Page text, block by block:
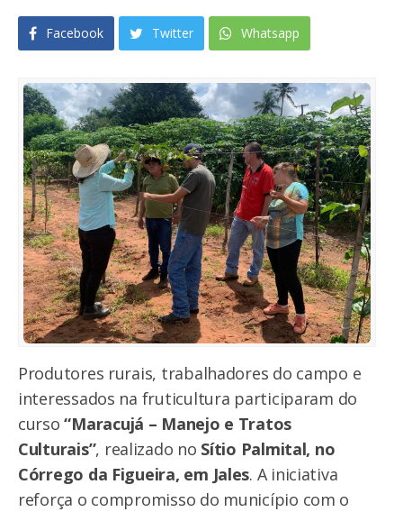
Facebook Twitter Whatsapp
Produtores rurais, trabalhadores do campo e
interessados na fruticultura participaram do
curso“Maracujá – Manejo e Tratos
Culturais”, realizado no Sítio Palmital, no
Córrego da Figueira, em Jales. A iniciativa
reforça o compromisso do município com o